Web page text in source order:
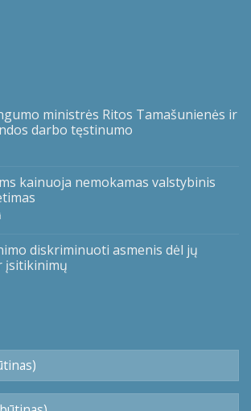
ministrės Ritos Tamašunienės ir
darbo tęstinumo
kainuoja nemokamas valstybinis
diskriminuoti asmenis dėl jų
įsitikinimų